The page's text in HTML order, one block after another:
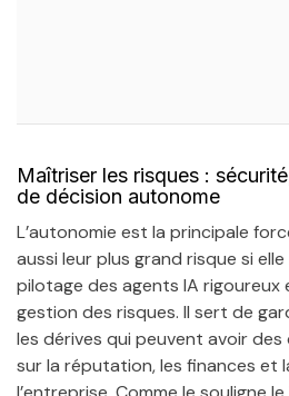
Maîtriser les risques :
de décision autonome
L’autonomie est la principale
aussi leur plus grand risque si
pilotage des agents IA rigoureux
gestion des risques. Il sert de
les dérives qui peuvent avoir
sur la réputation, les finances et